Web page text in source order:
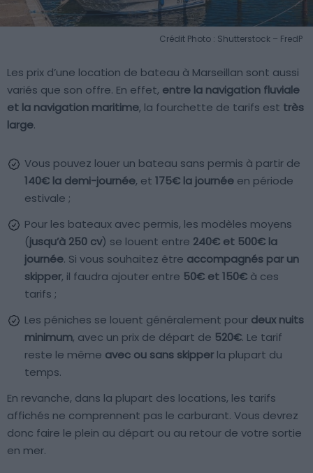
Crédit Photo : Shutterstock – FredP
Les prix d’une location de bateau à Marseillan sont aussi
variés que son offre. En effet, entre la navigation fluviale
et la navigation maritime, la fourchette de tarifs est très
large.
Vous pouvez louer un bateau sans permis à partir de
140€ la demi-journée, et 175€ la journée en période
estivale ;
Pour les bateaux avec permis, les modèles moyens
(jusqu’à 250 cv) se louent entre 240€ et 500€ la
journée. Si vous souhaitez être accompagnés par un
skipper, il faudra ajouter entre 50€ et 150€ à ces
tarifs ;
Les péniches se louent généralement pour deux nuits
minimum, avec un prix de départ de 520€. Le tarif
reste le même avec ou sans skipper la plupart du
temps.
En revanche, dans la plupart des locations, les tarifs
affichés ne comprennent pas le carburant. Vous devrez
donc faire le plein au départ ou au retour de votre sortie
en mer.